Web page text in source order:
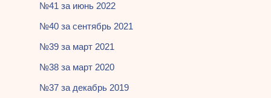
№41 за июнь 2022
№40 за сентябрь 2021
№39 за март 2021
№38 за март 2020
№37 за декабрь 2019